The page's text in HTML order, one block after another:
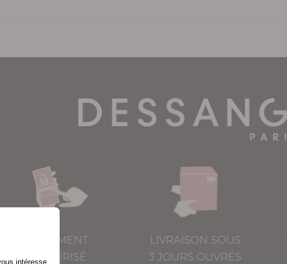
PAIEMENT
SÉCURISÉ
LIVRAISON SOUS
3 JOURS OUVRÉS